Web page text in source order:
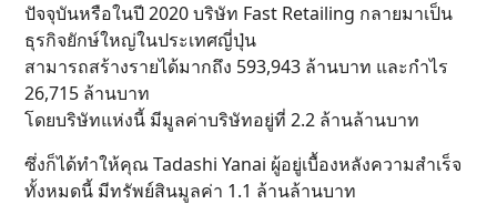
ปัจจุบันหรือในปี 2020 บริษัท Fast Retailing กลายมาเป็น
ธุรกิจยักษ์ใหญ่ในประเทศญี่ปุ่น
สามารถสร้างรายได้มากถึง 593,943 ล้านบาท และกำไร
26,715 ล้านบาท
โดยบริษัทแห่งนี้ มีมูลค่าบริษัทอยู่ที่ 2.2 ล้านล้านบาท
ซึ่งก็ได้ทำให้คุณ Tadashi Yanai ผู้อยู่เบื้องหลังความสำเร็จ
ทั้งหมดนี้ มีทรัพย์สินมูลค่า 1.1 ล้านล้านบาท